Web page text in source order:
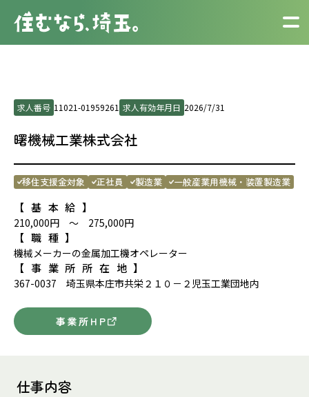
求人番号 11021-01959261 求人有効年月日 2026/7/31
曙機械工業株式会社
移住支援金対象 正社員 製造業 一般産業用機械・装置製造業
【基本給】
210,000円 ～ 275,000円
【職種】
機械メーカーの金属加工機オペレーター
【事業所所在地】
367-0037 埼玉県本庄市共栄２１０－２児玉工業団地内
事業所HP
仕事内容